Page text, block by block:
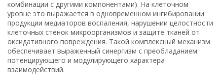
комбинации с другими компонентами). На клеточном
уровне это выражается в одновременном ингибировании
продукции медиаторов воспаления, нарушении целостности
клеточных стенок микроорганизмов и защите тканей от
оксидативного повреждения. Такой комплексный механизм
обеспечивает выраженный синергизм с преобладанием
потенцирующего и модулирующего характера
взаимодействий.